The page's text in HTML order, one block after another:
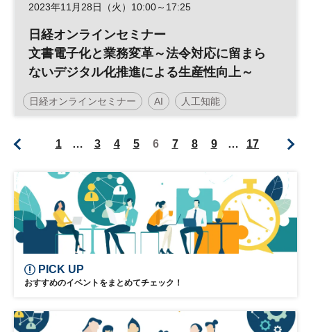
2023年11月28日（火）10:00～17:25
日経オンラインセミナー
文書電子化と業務変革～法令対応に留まら
ないデジタル化推進による生産性向上～
日経オンラインセミナー AI 人工知能
1 … 3 4 5 6 7 8 9 … 17
PICK UP
おすすめのイベントをまとめてチェック！